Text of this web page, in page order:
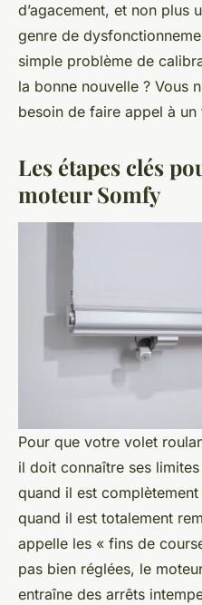
d’agacement, et non plus
genre de
simple problème de
la bonne nouvelle ? Vous
besoin de faire appel à
Les étapes clés
moteur Somfy
Pour que votre volet
il doit connaître ses
quand il est
quand il est totalement
appelle les « fins de
pas bien réglées, le
entraîne des arrêts